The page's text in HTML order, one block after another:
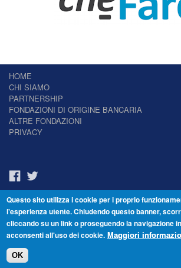
HOME
CHI SIAMO
PARTNERSHIP
FONDAZIONI DI ORIGINE BANCARIA
ALTRE FONDAZIONI
PRIVACY
Il Giornale delle
Reg. Tribunale n.7 del 22/07/
© Fondazione Venezia 2000 - Dorsoduro 3488/U -
Questo sito utilizza i cookie per i proprio
l'esperienza utente. Chiudendo questo banner,
cliccando su un link o proseguendo la navigazione
acconsenti all'uso dei cookie. Maggiori
OK